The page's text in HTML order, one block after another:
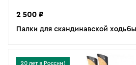
2 500 ₽
Палки для скандинавской
20 лет в России!